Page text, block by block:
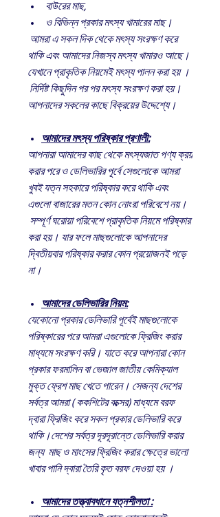
বাউরের মাছ,
ও বিভিন্ন প্রকার মৎস্য খামারের মাছ।
আমরা এ সকল দিক থেকে মৎস্য সংরক্ষণ করে
থাকি এবং আমাদের নিজস্ব মৎস্য খামারও আছে।
যেখানে প্রাকৃতিক নিয়মেই মৎস্য পালন করা হয় ।
নির্দিষ্ট কিছুদিন পর পর মৎস্য সংরক্ষণ করা হয়।
আপনাদের সকলের কাছে বিক্রয়ের উদ্দেশ্যে।
আমাদের মৎস্য পরিষ্কার প্রণালী:
আপনারা আমাদের কাছ থেকে মৎস্যজাত পণ্য ক্রয়
করার পরে ও ডেলিভারির পূর্বে সেগুলোকে আমরা
খুবই যত্ন সহকারে পরিষ্কার করে থাকি এবং
এগুলো বাজারের মতন কোন নোংরা পরিবেশে নয়।
সম্পূর্ণ ঘরোয়া পরিবেশে প্রাকৃতিক নিয়মে পরিষ্কার
করা হয়। যার ফলে মাছগুলোকে আপনাদের
দ্বিতীয়বার পরিষ্কার করার কোন প্রয়োজনই পড়ে
না।
আমাদের ডেলিভারির নিয়ম:
যেকোনো প্রকার ডেলিভারি পূর্বেই মাছগুলোকে
পরিষ্কারের পরে আমরা এগুলোকে ফ্রিজিং করার
মাধ্যমে সংরক্ষণ করি। যাতে করে আপনারা কোন
প্রকার ফরমালিন বা ভেজাল জাতীয় কেমিক্যাল
মুক্ত ফ্রেশ মাছ খেতে পারেন। সেজন্য দেশের
সর্বত্র আমরা ( ককশিটের বক্সের) মাধ্যমে বরফ
দ্বারা ফ্রিজিং করে সকল প্রকার ডেলিভারি করে
থাকি।দেশের সর্বত্র দূরদূরান্তে ডেলিভারি করার
জন্য মাছ ও মাংসের ফ্রিজিং করার ক্ষেত্রে ভালো
খাবার পানি দ্বারা তৈরি কৃত বরফ দেওয়া হয় ।
আমাদের তত্ত্বাবধানে যত্নশীলতা :